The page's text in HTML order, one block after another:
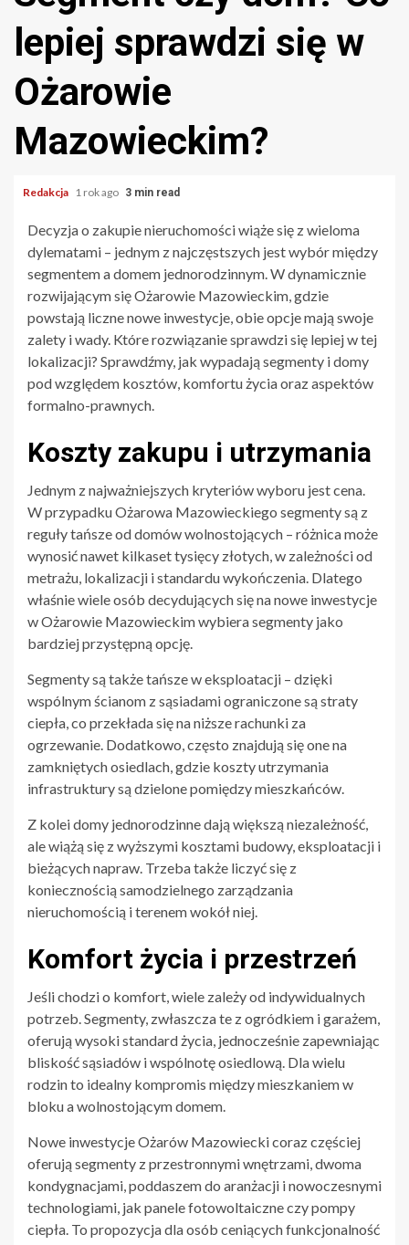
lepiej sprawdzi się w
Ożarowie
Mazowieckim?
Redakcja 1 rok ago 3 min read
Decyzja o zakupie nieruchomości wiąże się z wieloma
dylematami – jednym z najczęstszych jest wybór między
segmentem a domem jednorodzinnym. W dynamicznie
rozwijającym się Ożarowie Mazowieckim, gdzie
powstają liczne nowe inwestycje, obie opcje mają swoje
zalety i wady. Które rozwiązanie sprawdzi się lepiej w tej
lokalizacji? Sprawdźmy, jak wypadają segmenty i domy
pod względem kosztów, komfortu życia oraz aspektów
formalno-prawnych.
Koszty zakupu i utrzymania
Jednym z najważniejszych kryteriów wyboru jest cena.
W przypadku Ożarowa Mazowieckiego segmenty są z
reguły tańsze od domów wolnostojących – różnica może
wynosić nawet kilkaset tysięcy złotych, w zależności od
metrażu, lokalizacji i standardu wykończenia. Dlatego
właśnie wiele osób decydujących się na nowe inwestycje
w Ożarowie Mazowieckim wybiera segmenty jako
bardziej przystępną opcję.
Segmenty są także tańsze w eksploatacji – dzięki
wspólnym ścianom z sąsiadami ograniczone są straty
ciepła, co przekłada się na niższe rachunki za
ogrzewanie. Dodatkowo, często znajdują się one na
zamkniętych osiedlach, gdzie koszty utrzymania
infrastruktury są dzielone pomiędzy mieszkańców.
Z kolei domy jednorodzinne dają większą niezależność,
ale wiążą się z wyższymi kosztami budowy, eksploatacji i
bieżących napraw. Trzeba także liczyć się z
koniecznością samodzielnego zarządzania
nieruchomością i terenem wokół niej.
Komfort życia i przestrzeń
Jeśli chodzi o komfort, wiele zależy od indywidualnych
potrzeb. Segmenty, zwłaszcza te z ogródkiem i garażem,
oferują wysoki standard życia, jednocześnie zapewniając
bliskość sąsiadów i wspólnotę osiedlową. Dla wielu
rodzin to idealny kompromis między mieszkaniem w
bloku a wolnostojącym domem.
Nowe inwestycje Ożarów Mazowiecki coraz częściej
oferują segmenty z przestronnymi wnętrzami, dwoma
kondygnacjami, poddaszem do aranżacji i nowoczesnymi
technologiami, jak panele fotowoltaiczne czy pompy
ciepła. To propozycja dla osób ceniących funkcjonalność